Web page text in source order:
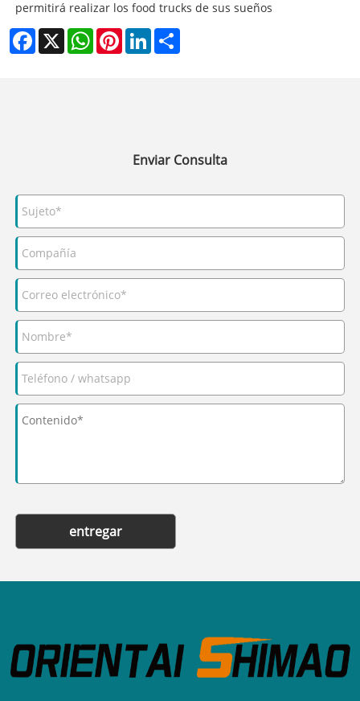
permitirá realizar los food trucks de sus sueños
Facebook
X WhatsAppPinterestLinkedIn
Enviar Consulta
entregar